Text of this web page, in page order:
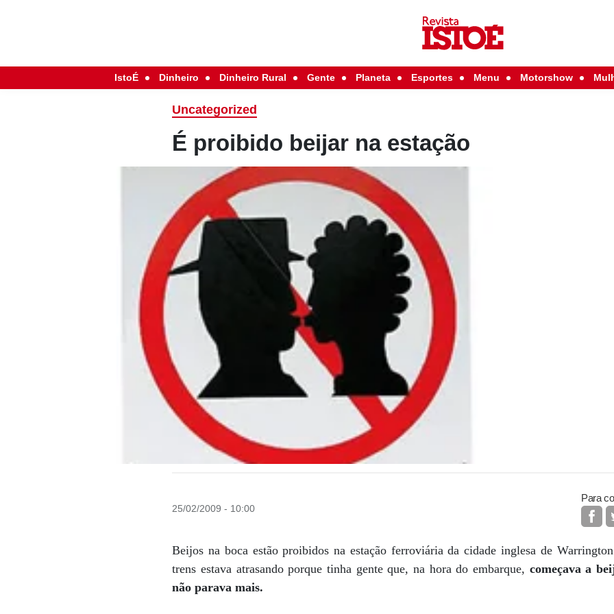
IstoÉ Dinheiro Dinheiro Rural Gente Planeta Esportes Menu Motorshow
Uncategorized
É proibido beijar na estação
25/02/2009 - 10:00
Para
Beijos na boca estão proibidos na estação ferroviária da cidade inglesa de
trens estava atrasando porque tinha gente que, na hora do embarque, começava a
não parava mais.